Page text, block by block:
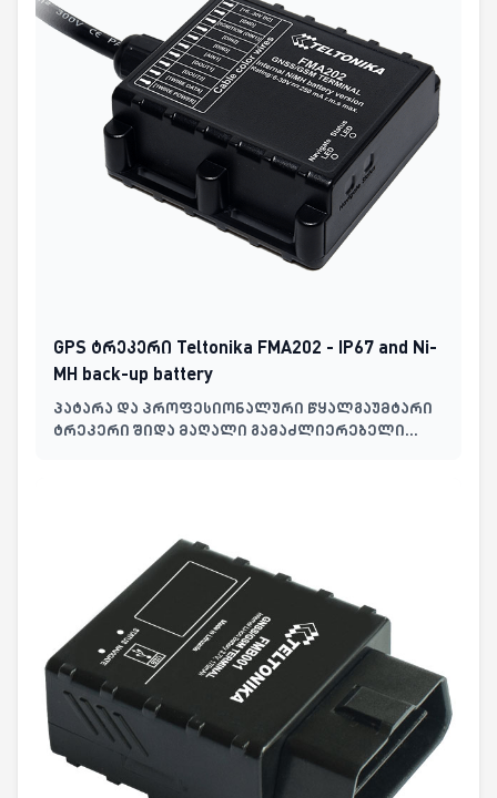
GPS ტრეკერი Teltonika FMA202 - IP67 and Ni-
MH back-up battery
პატარა და პროფესიონალური წყალგაუმტარი
ტრეკერი შიდა მაღალი გამაძლიერებელი